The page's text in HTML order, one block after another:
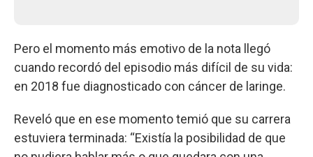
Pero el momento más emotivo de la nota llegó
cuando recordó del episodio más difícil de su vida:
en 2018 fue diagnosticado con cáncer de laringe.
Reveló que en ese momento temió que su carrera
estuviera terminada: “Existía la posibilidad de que